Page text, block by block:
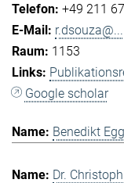
+49 211
r.dsouza@...
1153
Google scholar
Benedikt
Dr.